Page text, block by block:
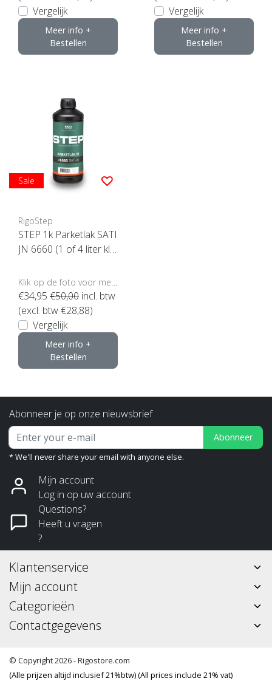
Vergelijk
Meer info +
Bestellen
Vergelijk
Meer info +
Bestellen
Sale
RigoStep
STEP 1k Parketlak SATI
JN 6660 (1 of 4 liter klik
€34,95 €50,00 incl. btw
(excl. btw €28,88)
Vergelijk
Meer info +
Bestellen
Abonneer je op onze nieuwsbrief
Abonneer
* We'll never share your email with anyone else.
Mijn account
Log in op uw account
Questions?
Heeft u vragen
?
Klantenservice
Mijn account
Categorieën
Contactgegevens
© Copyright 2026 - Rigostore.com
(Alle prijzen altijd inclusief 21%btw) (All prices include 21% vat)